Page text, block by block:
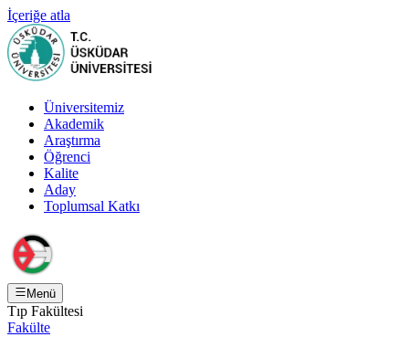
İçeriğe atla
Üniversitemiz
Akademik
Araştırma
Öğrenci
Kalite
Aday
Toplumsal Katkı
Menü
Tıp Fakültesi
Fakülte